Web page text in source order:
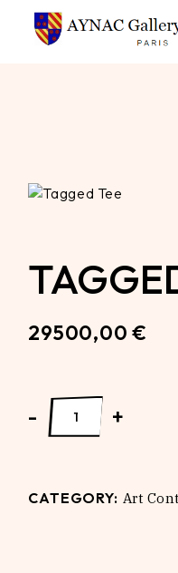
content
29500,00€
Tagged Tee quantity
- +
CATEGORY: Art